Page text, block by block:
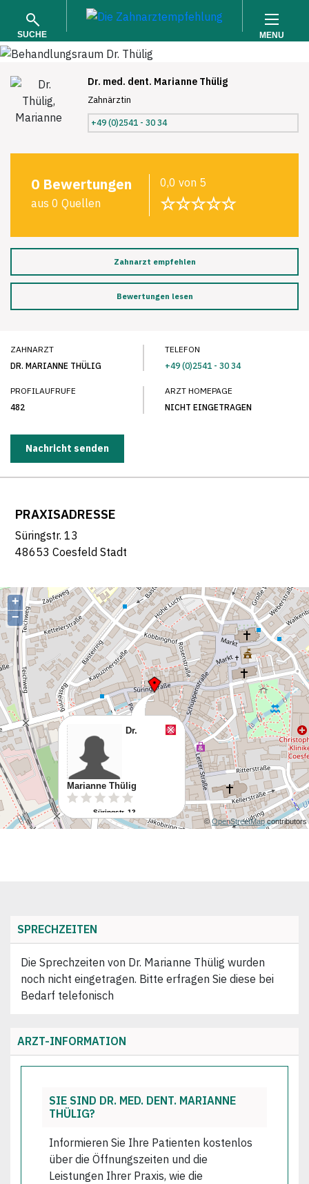
SUCHE MENU
Dr. med. dent. Marianne Thülig
Zahnärztin
+49 (0)2541 - 30 34
0 Bewertungen
aus 0 Quellen
0,0 von 5
☆☆☆☆☆
Zahnarzt empfehlen
Bewertungen lesen
ZAHNARZT
DR. MARIANNE THÜLIG
TELEFON
+49 (0)2541 - 30 34
PROFILAUFRUFE
482
ARZT HOMEPAGE
NICHT EINGETRAGEN
Nachricht senden
PRAXISADRESSE
Süringstr. 13
48653 Coesfeld Stadt
SPRECHZEITEN
Die Sprechzeiten von Dr. Marianne Thülig wurden
noch nicht eingetragen. Bitte erfragen Sie diese bei
Bedarf telefonisch
ARZT-INFORMATION
SIE SIND DR. MED. DENT. MARIANNE
THÜLIG?
Informieren Sie Ihre Patienten kostenlos
über die Öffnungszeiten und die
Leistungen Ihrer Praxis, wie die